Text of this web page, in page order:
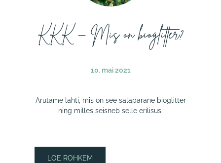
KKK – Mis on bioglitter?
10. mai 2021
Arutame lahti, mis on see salapärane bioglitter
ning milles seisneb selle erilisus.
LOE ROHKEM